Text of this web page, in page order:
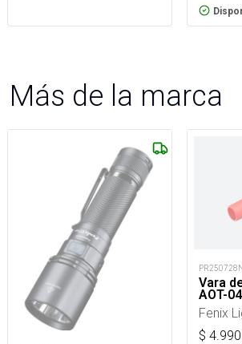
Más de la marca
Vara
AOT-04
Fenix
$ 4.990